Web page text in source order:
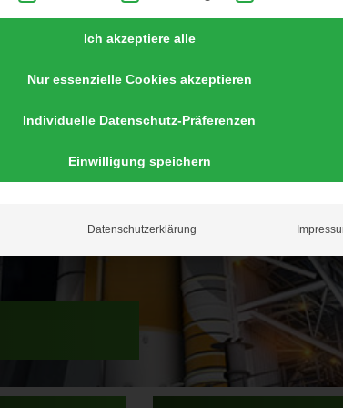
Ich akzeptiere alle
Nur essenzielle Cookies akzeptieren
Individuelle Datenschutz-Präferenzen
Einwilligung speichern
Datenschutzerklärung